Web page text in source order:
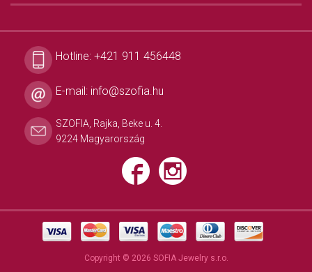
Hotline: +421 911 456448
E-mail: info@szofia.hu
SZOFIA, Rajka, Beke u. 4.
9224 Magyarország
Copyright © 2026 SOFIA Jewelry s.r.o.